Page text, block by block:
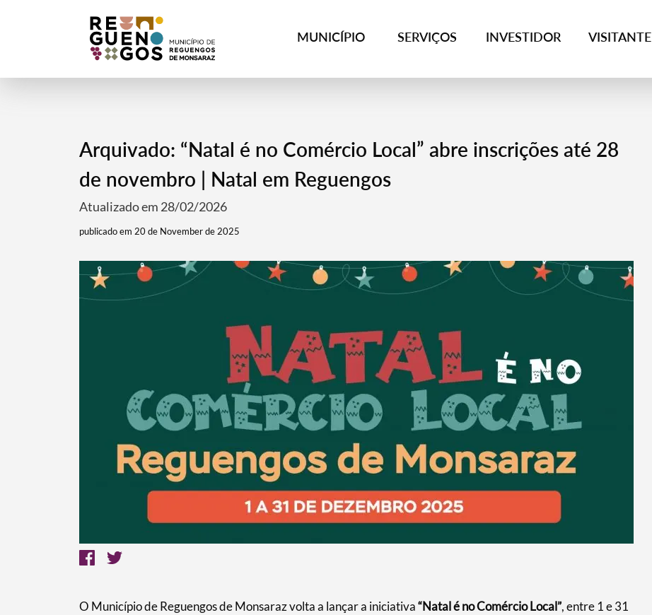
MUNICÍPIO SERVIÇOS INVESTIDOR VISITANTE
Arquivado: “Natal é no Comércio Local” abre inscrições até 28
de novembro | Natal em Reguengos
Atualizado em 28/02/2026
publicado em 20 de November de 2025
O Município de Reguengos de Monsaraz volta a lançar a iniciativa“Natal é no Comércio Local”, entre 1 e 31